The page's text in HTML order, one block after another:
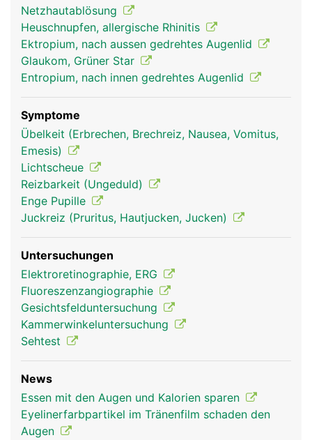
Augenmuskeln genau koordiniert werden, ist ein
dreidimensionales (räumliches) Sehen möglich.
Augen und Sehen
Frau
Augen und Sehen
Netzhautablösung
Heuschnupfen, allergische Rhinitis
Ektropium, nach aussen gedrehtes Augenlid
Glaukom, Grüner Star
Entropium, nach innen gedrehtes Augenlid
Symptome
Übelkeit (Erbrechen, Brechreiz, Nausea, Vomitus,
Emesis)
Lichtscheue
Reizbarkeit (Ungeduld)
Enge Pupille
Juckreiz (Pruritus, Hautjucken, Jucken)
Untersuchungen
Elektroretinographie, ERG
Fluoreszenzangiographie
Gesichtsfelduntersuchung
Kammerwinkeluntersuchung
Sehtest
News
Essen mit den Augen und Kalorien sparen
Eyelinerfarbpartikel im Tränenfilm schaden den
Augen